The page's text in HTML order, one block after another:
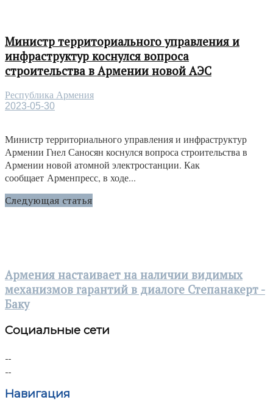
Министр территориального управления и
инфраструктур коснулся вопроса
строительства в Армении новой АЭС
Республика Армения
2023-05-30
Министр территориального управления и инфраструктур
Армении Гнел Саносян коснулся вопроса строительства в
Армении новой атомной электростанции. Как
сообщает Арменпресс, в ходе...
Следующая статья
Армения настаивает на наличии видимых
механизмов гарантий в диалоге Степанакерт -
Баку
Социальные сети
Навигация